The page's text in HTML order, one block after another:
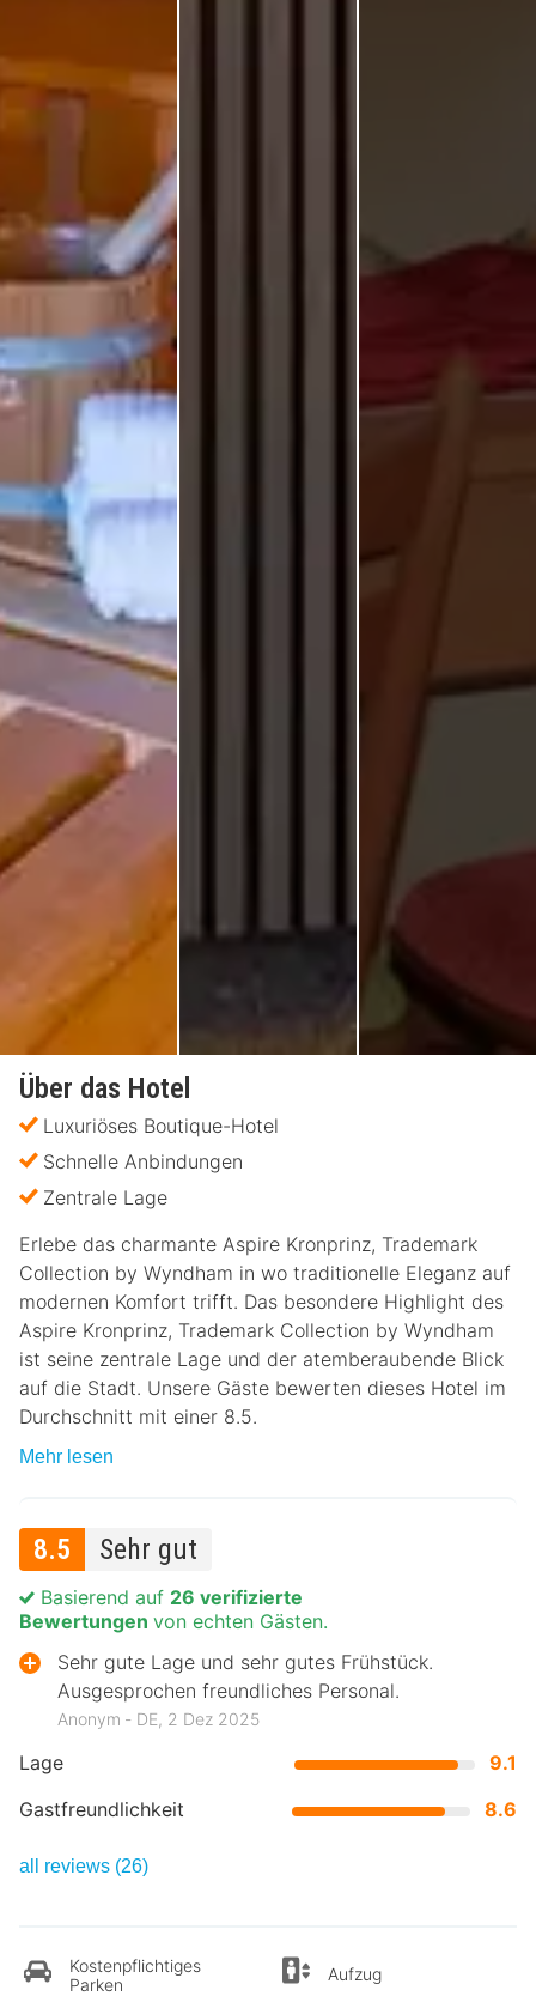
Über das Hotel
Luxuriöses Boutique-Hotel
Schnelle Anbindungen
Zentrale Lage
Erlebe das charmante Aspire Kronprinz, Trademark
Collection by Wyndham in wo traditionelle Eleganz auf
modernen Komfort trifft. Das besondere Highlight des
Aspire Kronprinz, Trademark Collection by Wyndham
ist seine zentrale Lage und der atemberaubende Blick
auf die Stadt. Unsere Gäste bewerten dieses Hotel im
Durchschnitt mit einer 8.5.
Mehr lesen
8.5 Sehr gut
Lage
9.1
Gastfreundlichkeit
8.6
Basierend auf 26 verifizierte
Bewertungen von echten Gästen.
Sehr gute Lage und sehr gutes Frühstück.
Ausgesprochen freundliches Personal.
Anonym ‐ DE, 2 Dez 2025
all reviews (26)
Kostenpflichtiges
Parken
Aufzug